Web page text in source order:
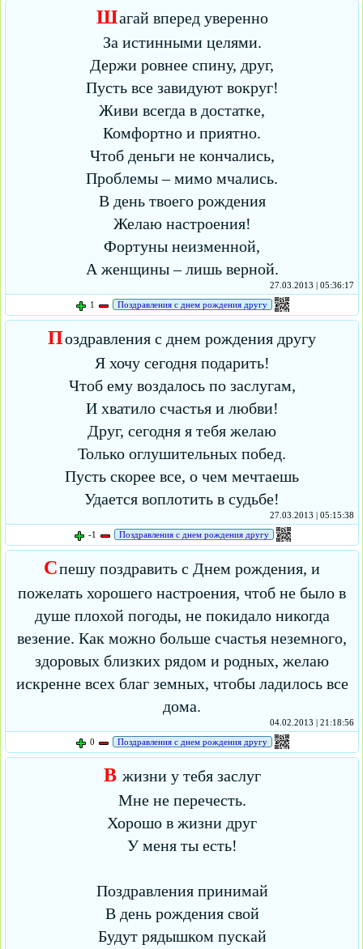
Шагай вперед уверенно
За истинными целями.
Держи ровнее спину, друг,
Пусть все завидуют вокруг!
Живи всегда в достатке,
Комфортно и приятно.
Чтоб деньги не кончались,
Проблемы – мимо мчались.
В день твоего рождения
Желаю настроения!
Фортуны неизменной,
А женщины – лишь верной.
27.03.2013 | 05:36:17
1
Поздравления с днем рождения другу
Поздравления с днем рождения другу
Я хочу сегодня подарить!
Чтоб ему воздалось по заслугам,
И хватило счастья и любви!
Друг, сегодня я тебя желаю
Только оглушительных побед.
Пусть скорее все, о чем мечтаешь
Удается воплотить в судьбе!
27.03.2013 | 05:15:38
-1
Поздравления с днем рождения другу
Спешу поздравить с Днем рождения, и
пожелать хорошего настроения, чтоб не было в
душе плохой погоды, не покидало никогда
везение. Как можно больше счастья неземного,
здоровых близких рядом и родных, желаю
искренне всех благ земных, чтобы ладилось все
дома.
04.02.2013 | 21:18:56
0
Поздравления с днем рождения другу
В жизни у тебя заслуг
Мне не перечесть.
Хорошо в жизни друг
У меня ты есть!
Поздравления принимай
В день рождения свой
Будут рядышком пускай